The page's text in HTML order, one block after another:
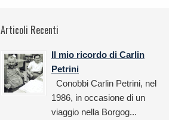
Articoli Recenti
Il mio ricordo di Carlin
Petrini
Conobbi Carlin Petrini, nel
1986, in occasione di un
viaggio nella Borgog...